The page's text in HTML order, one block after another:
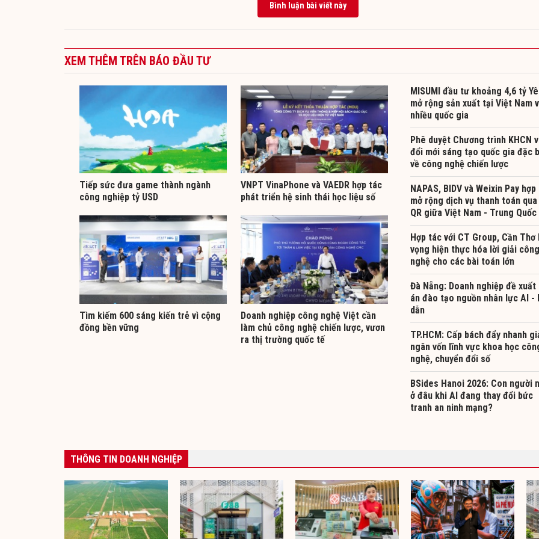
Bình luận bài viết này
XEM THÊM TRÊN BÁO ĐẦU TƯ
Tiếp sức đưa game thành ngành
công nghiệp tỷ USD
VNPT VinaPhone và VAEDR hợp tác
phát triển hệ sinh thái học liệu số
Tìm kiếm 600 sáng kiến trẻ vì cộng
đồng bền vững
Doanh nghiệp công nghệ Việt cần
làm chủ công nghệ chiến lược, vươn
ra thị trường quốc tế
MISUMI đầu tư khoảng 4,6 tỷ
mở rộng sản xuất tại Việt Nam
nhiều quốc gia
Phê duyệt Chương trình KHCN
đổi mới sáng tạo quốc gia đặc
về công nghệ chiến lược
NAPAS, BIDV và Weixin Pay
mở rộng dịch vụ thanh toán qua
QR giữa Việt Nam - Trung Quốc
Hợp tác với CT Group, Cần Thơ
vọng hiện thực hóa lời giải công
nghệ cho các bài toán lớn
Đà Nẵng: Doanh nghiệp đề xuất
án đào tạo nguồn nhân lực AI -
dẫn
TP.HCM: Cấp bách đẩy nhanh
ngân vốn lĩnh vực khoa học
nghệ, chuyển đổi số
BSides Hanoi 2026: Con người
ở đâu khi AI đang thay đổi bức
tranh an ninh mạng?
THÔNG TIN DOANH NGHIỆP